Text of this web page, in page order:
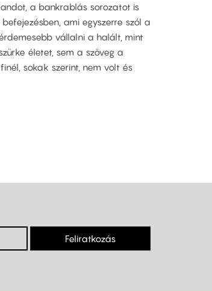
a bankrablás sorozatot is
ami egyszerre szól a
vállalni a halált, mint
életet, sem a szöveg a
sokak szerint, nem volt és
Feliratkozás